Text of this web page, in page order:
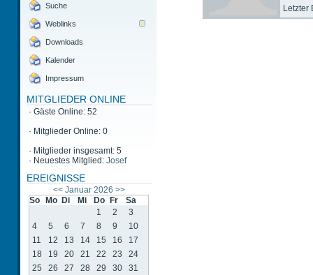
Suche
Weblinks
Downloads
Kalender
Impressum
MITGLIEDER ONLINE
· Gäste Online: 52
· Mitglieder Online: 0
· Mitglieder insgesamt: 5
· Neuestes Mitglied:Josef
EREIGNISSE
<< Januar 2026 >>
So
Mo Di Mi Do Fr
Sa
1
2
3
4
5 6 7 8 9
10
11
12 13 14 15 16
17
18
19 20 21 22 23
24
25
26 27 28 29 30 31
Letzter